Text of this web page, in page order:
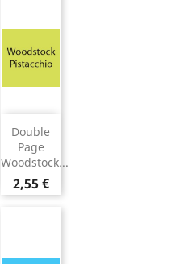
Double
Page
Woodstock...
2,55 €